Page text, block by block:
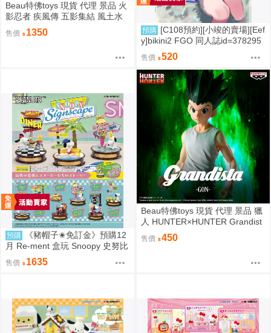
Beau特佛toys 現貨 代理 景品 火
影忍者 疾風傳 五影集結 風土水
影 我愛羅 大野木 照美冥 0302
售價 1350 預購 [C108預約][小竣的賣場][Eef
y]bikini2 FGO 同人誌id=378295
售價 520
預購
《豬帽子✬免訂金》預購12
月 Re-ment 盒玩 Snoopy 史努比
街角招牌場景 中盒6入 0816
售價 1635
Beau特佛toys 現貨 代理 景品 獵
人 HUNTER×HUNTER Grandist
a 小傑 0206
售價 450